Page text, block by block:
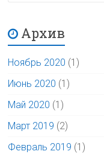
Архив
Ноябрь 2020 (1)
Июнь 2020 (1)
Май 2020 (1)
Март 2019 (2)
Февраль 2019 (1)